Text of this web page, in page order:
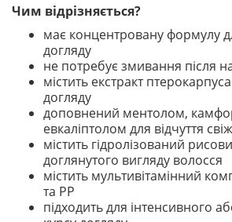
Чим відрізняється?
має концентровану формулу
догляду
не потребує змивання після
містить екстракт
догляду
доповнений ментолом,
евкаліптолом для відчуття
містить гідролізований
доглянутого вигляду волосся
містить мультивітамінний
та PP
підходить для інтенсивного